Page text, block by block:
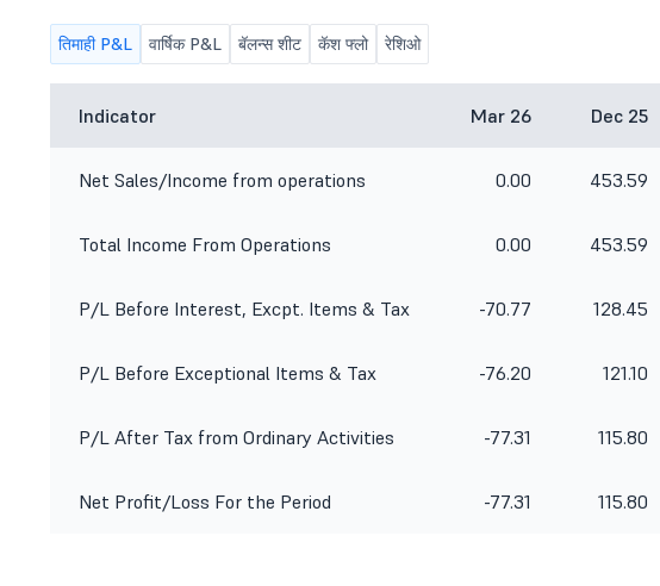
तिमाही P&L वार्षिक P&L बॅलन्स शीट कॅश फ्लो रेशिओ
Indicator Mar 26 Dec 25
Net Sales/Income from operations 0.00 453.59
Total Income From Operations 0.00 453.59
P/L Before Interest, Excpt. Items & Tax -70.77 128.45
P/L Before Exceptional Items & Tax -76.20 121.10
P/L After Tax from Ordinary Activities -77.31 115.80
Net Profit/Loss For the Period -77.31 115.80